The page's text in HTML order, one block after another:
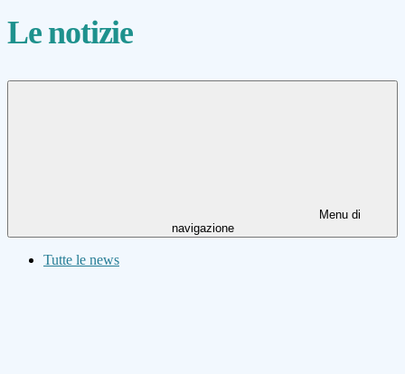
Le notizie
Menu di
navigazione
Tutte le news